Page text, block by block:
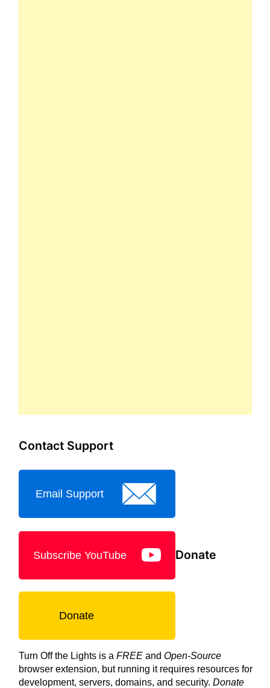
Contact Support
Email Support
Subscribe YouTube Donate
Donate
Turn Off the Lights is a FREE and Open-Source
browser extension, but running it requires resources for
development, servers, domains, and security. Donate